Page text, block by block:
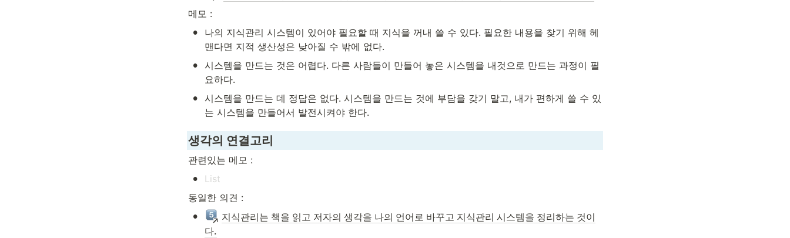
메모 :
•
나의 지식관리 시스템이 있어야 필요할 때 지식을 꺼내 쓸 수 있다. 필요한 내용을 찾기 위해 헤
맨다면 지적 생산성은 낮아질 수 밖에 없다.
• 시스템을 만드는 것은 어렵다. 다른 사람들이 만들어 놓은 시스템을 내것으로 만드는 과정이 필
요하다.
• 시스템을 만드는 데 정답은 없다. 시스템을 만드는 것에 부담을 갖기 말고, 내가 편하게 쓸 수 있
는 시스템을 만들어서 발전시켜야 한다.
생각의 연결고리
관련있는 메모 :
•
동일한 의견 :
•
지식관리는 책을 읽고 저자의 생각을 나의 언어로 바꾸고 지식관리 시스템을 정리하는 것이
다.